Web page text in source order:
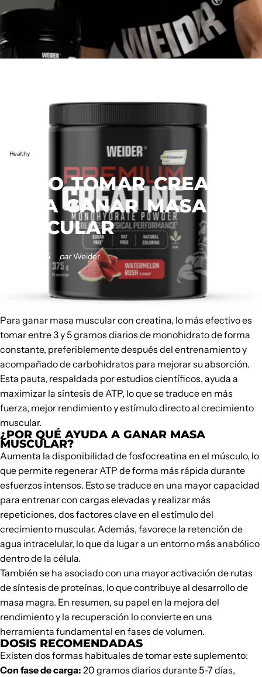
Healthy
CÓMO TOMAR CREATINA
PARA GANAR MASA
MUSCULAR
9 juin 2025 parWeider
Para ganar masa muscular con creatina, lo más efectivo es
tomar entre 3 y 5 gramos diarios de monohidrato de forma
constante, preferiblemente después del entrenamiento y
acompañado de carbohidratos para mejorar su absorción.
Esta pauta, respaldada por estudios científicos, ayuda a
maximizar la síntesis de ATP, lo que se traduce en más
fuerza, mejor rendimiento y estímulo directo al crecimiento
muscular.
¿POR QUÉ AYUDA A GANAR MASA
MUSCULAR?
Aumenta la disponibilidad de fosfocreatina en el músculo, lo
que permite regenerar ATP de forma más rápida durante
esfuerzos intensos. Esto se traduce en una mayor capacidad
para entrenar con cargas elevadas y realizar más
repeticiones, dos factores clave en el estímulo del
crecimiento muscular. Además, favorece la retención de
agua intracelular, lo que da lugar a un entorno más anabólico
dentro de la célula.
También se ha asociado con una mayor activación de rutas
de síntesis de proteínas, lo que contribuye al desarrollo de
masa magra. En resumen, su papel en la mejora del
rendimiento y la recuperación lo convierte en una
herramienta fundamental en fases de volumen.
DOSIS RECOMENDADAS
Existen dos formas habituales de tomar este suplemento:
Con fase de carga: 20 gramos diarios durante 5-7 días,